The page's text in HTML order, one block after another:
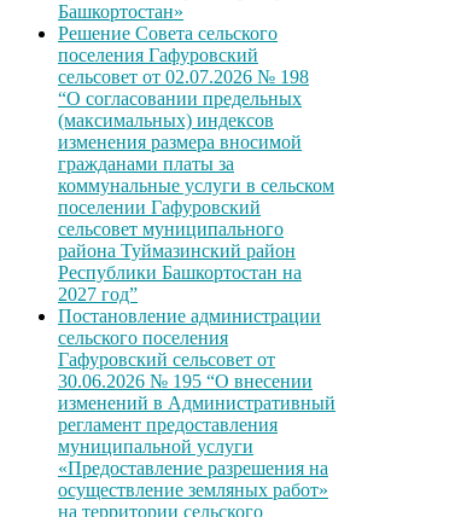
Башкортостан»
Решение Совета сельского
поселения Гафуровский
сельсовет от 02.07.2026 № 198
“О согласовании предельных
(максимальных) индексов
изменения размера вносимой
гражданами платы за
коммунальные услуги в сельском
поселении Гафуровский
сельсовет муниципального
района Туймазинский район
Республики Башкортостан на
2027 год”
Постановление администрации
сельского поселения
Гафуровский сельсовет от
30.06.2026 № 195 “О внесении
изменений в Административный
регламент предоставления
муниципальной услуги
«Предоставление разрешения на
осуществление земляных работ»
на территории сельского